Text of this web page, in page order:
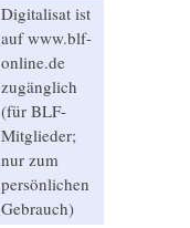
Digitalisat ist
auf www.blf-
online.de
zugänglich
(für BLF-
Mitglieder;
nur zum
persönlichen
Gebrauch)